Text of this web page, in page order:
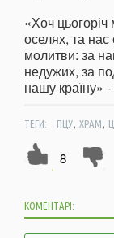
«Хоч
оселях, та нас
молитви: за
недужих, за
нашу країну»
ТЕГИ: ПЦУ, ХРАМ,
8
КОМЕНТАРІ: